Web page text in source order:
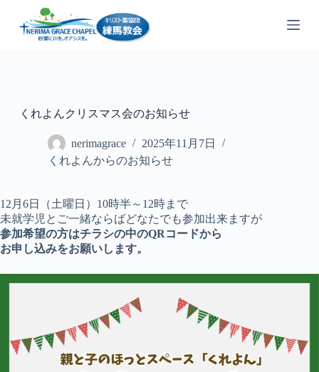
ン
キくれよんクリスマス会のお知らせ
nerimagrace
2025年11月7日
くれよんからのお知らせ
12月6日（土曜日）10時半～12時まで
未就学児とご一緒ならばどなたでも参加出来ますが
参加希望の方はチラシの中のQRコードから
お申し込みをお願いします。